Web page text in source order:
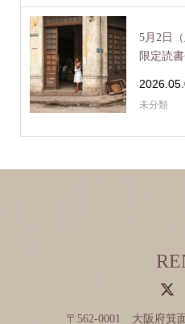
5月2日
限定読
未分類
〒562-0001 大阪府箕